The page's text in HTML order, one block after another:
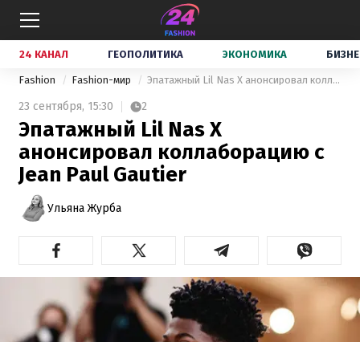
24 КАНАЛ ГЕОПОЛИТИКА ЭКОНОМИКА
Fashion Fashion-мир Эпатажный Lil Nas X анонсировал коллаборацию с Jean Paul Gautier
23 сентября, 15:30 2
Эпатажный Lil Nas X
анонсировал коллаборацию с
Jean Paul Gautier
Ульяна Журба